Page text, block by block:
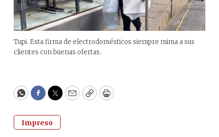
Tupi. Esta firma de electrodomésticos siempre mima a sus
clientes con buenas ofertas.
WhatsApp
Facebook
Twitter
EmailCopyPrint
Impreso